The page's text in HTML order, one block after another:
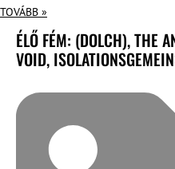
TOVÁBB »
ÉLŐ FÉM: (DOLCH), THE
VOID,